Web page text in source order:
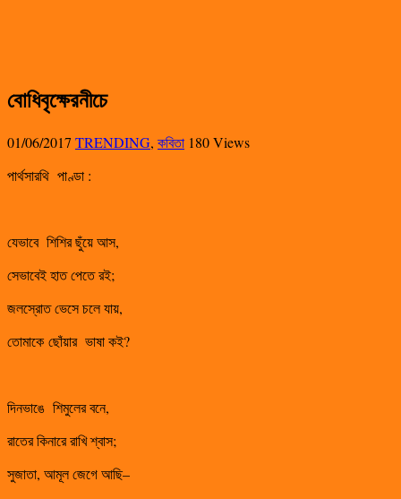
বোধিবৃক্ষেরনীচে
01/06/2017 TRENDING, কবিতা 180 Views
পার্থসারথি পাণ্ডা :
যেভাবে শিশির ছুঁয়ে আস,
সেভাবেই হাত পেতে রই;
জলস্রোত ভেসে চলে যায়,
তোমাকে ছোঁয়ার ভাষা কই?
দিনভাঙে শিমুলের বনে,
রাতের কিনারে রাখি শ্বাস;
সুজাতা, আমূল জেগে আছি–